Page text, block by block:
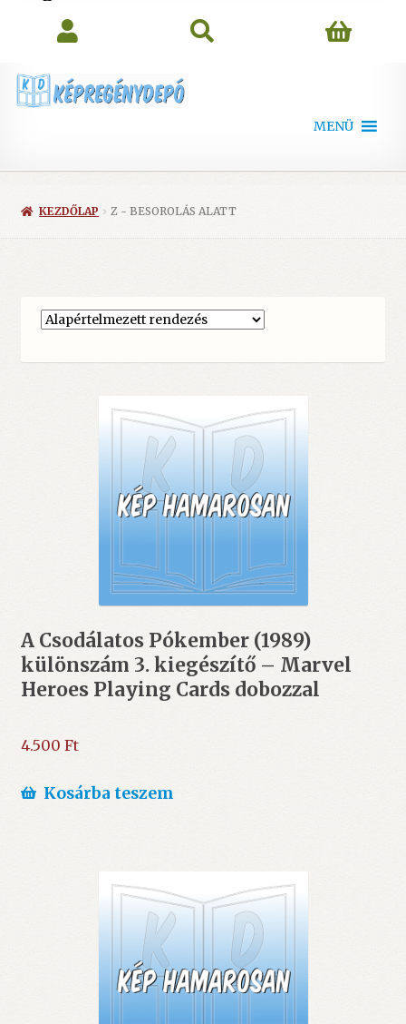
MENÜ
KEZDŐLAP Z - BESOROLÁS ALATT
A Csodálatos Pókember (1989)
különszám 3. kiegészítő – Marvel
Heroes Playing Cards dobozzal
4.500 Ft
Kosárba teszem